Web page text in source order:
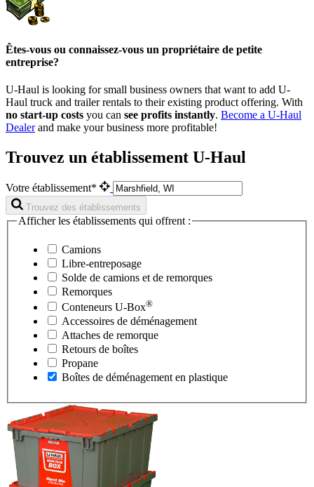
Êtes-vous ou connaissez-vous un propriétaire de petite
entreprise?
U-Haul is looking for small business owners that want to add U-
Haul truck and trailer rentals to their existing product offering. With
no start-up costs you can see profits instantly. Become a U-Haul
Dealerand make your business more profitable!
Trouvez un établissement U-Haul
Votre établissement*
Trouvez des établissements
Afficher les établissements qui offrent :
Camions
Libre-entreposage
Solde de camions et de remorques
Remorques
Conteneurs U-Box®
Accessoires de déménagement
Attaches de remorque
Retours de boîtes
Propane
Boîtes de déménagement en plastique